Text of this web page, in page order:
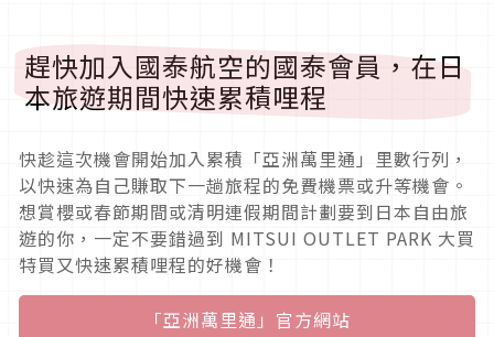
趕快加入國泰航空的國泰會員，在日
本旅遊期間快速累積哩程
快趁這次機會開始加入累積「亞洲萬里通」里數行列，
以快速為自己賺取下一趟旅程的免費機票或升等機會。
想賞櫻或春節期間或清明連假期間計劃要到日本自由旅
遊的你，一定不要錯過到 MITSUI OUTLET PARK 大買
特買又快速累積哩程的好機會！
「亞洲萬里通」官方網站